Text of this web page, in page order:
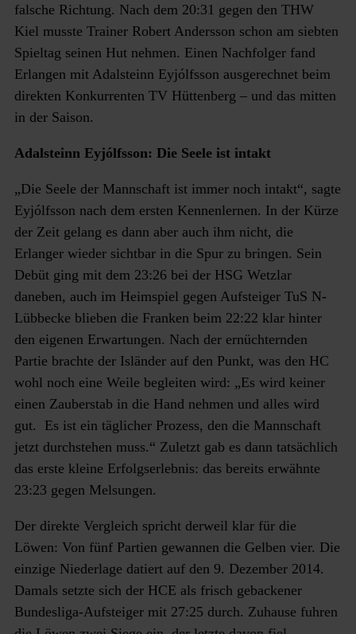
falsche Richtung. Nach dem 20:31 gegen den THW
Kiel musste Trainer Robert Andersson schon am siebten
Spieltag seinen Hut nehmen. Einen Nachfolger fand
Erlangen mit Adalsteinn Eyjólfsson ausgerechnet beim
direkten Konkurrenten TV Hüttenberg – und das mitten
in der Saison.
Adalsteinn Eyjólfsson: Die Seele ist intakt
„Die Seele der Mannschaft ist immer noch intakt“, sagte
Eyjólfsson nach dem ersten Kennenlernen. In der Kürze
der Zeit gelang es dann aber auch ihm nicht, die
Erlanger wieder sichtbar in die Spur zu bringen. Sein
Debüt ging mit dem 23:26 bei der HSG Wetzlar
daneben, auch im Heimspiel gegen Aufsteiger TuS N-
Lübbecke blieben die Franken beim 22:22 klar hinter
den eigenen Erwartungen. Nach der ernüchternden
Partie brachte der Isländer auf den Punkt, was den HC
wohl noch eine Weile begleiten wird: „Es wird keiner
einen Zauberstab in die Hand nehmen und alles wird
gut. Es ist ein täglicher Prozess, den die Mannschaft
jetzt durchstehen muss.“ Zuletzt gab es dann tatsächlich
das erste kleine Erfolgserlebnis: das bereits erwähnte
23:23 gegen Melsungen.
Der direkte Vergleich spricht derweil klar für die
Löwen: Von fünf Partien gewannen die Gelben vier. Die
einzige Niederlage datiert auf den 9. Dezember 2014.
Damals setzte sich der HCE als frisch gebackener
Bundesliga-Aufsteiger mit 27:25 durch. Zuhause fuhren